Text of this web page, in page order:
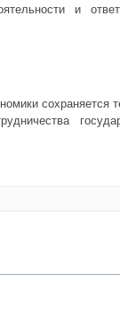
и
сохраняется